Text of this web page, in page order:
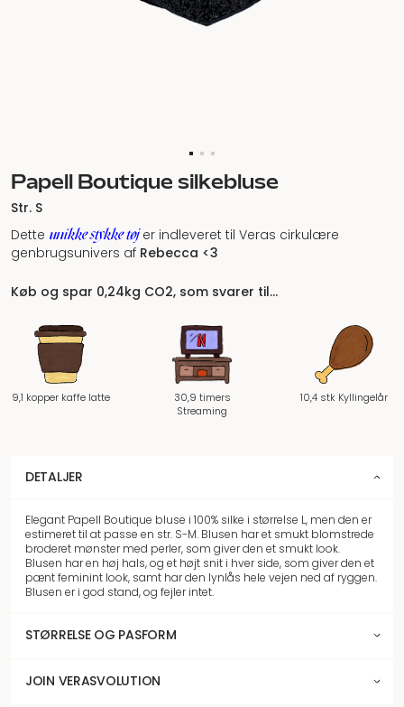
Papell Boutique silkebluse
Str. S
Dette unikke stykke tøjer indleveret til Veras cirkulære
genbrugsunivers af Rebecca <3
Køb og spar 0,24kg CO2, som svarer til…
9,1 kopper kaffe latte
30,9 timers
Streaming
10,4 stk Kyllingelår
DETALJER
Elegant Papell Boutique bluse i 100% silke i størrelse L, men den er
estimeret til at passe en str. S-M. Blusen har et smukt blomstrede
broderet mønster med perler, som giver den et smukt look.
Blusen har en høj hals, og et højt snit i hver side, som giver den et
pænt feminint look, samt har den lynlås hele vejen ned af ryggen.
Blusen er i god stand, og fejler intet.
STØRRELSE OG PASFORM
JOIN VERASVOLUTION